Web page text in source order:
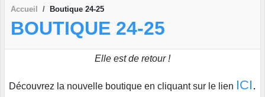
Accueil Boutique 24-25
BOUTIQUE 24-25
Elle est de retour !
Découvrez la nouvelle boutique en cliquant sur le lien ICI.